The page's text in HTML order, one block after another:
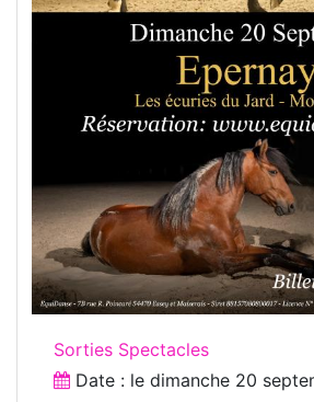
Sorties Spectacles
Date : le dimanche 20